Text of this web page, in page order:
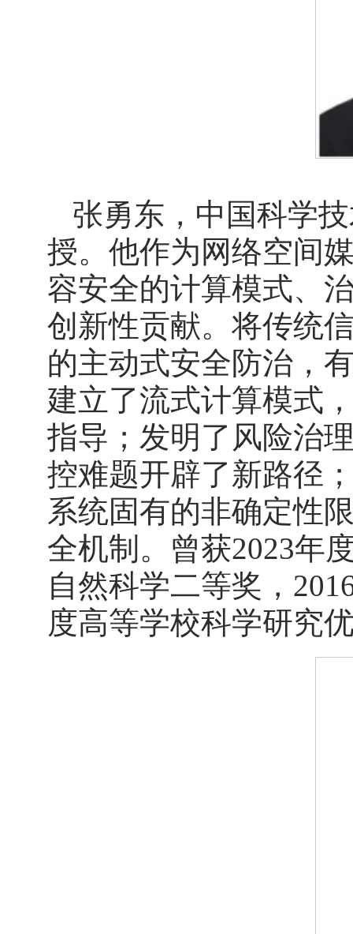
张勇东，中国科学
授。他作为网络空间
容安全的计算模式、
创新性贡献。将传统
的主动式安全防治，
建立了流式计算模式
指导；发明了风险治
控难题开辟了新路径
系统固有的非确定性
全机制。曾获2023年
自然科学二等奖，
度高等学校科学研究